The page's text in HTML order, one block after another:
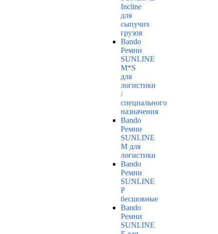
Incline
для
сыпучих
грузов
Bando
Ремни
SUNLINE
M*S
для
логистики
/
специального
назначения
Bando
Ремни
SUNLINE
M для
логистики
Bando
Ремни
SUNLINE
P
бесшовные
Bando
Ремни
SUNLINE